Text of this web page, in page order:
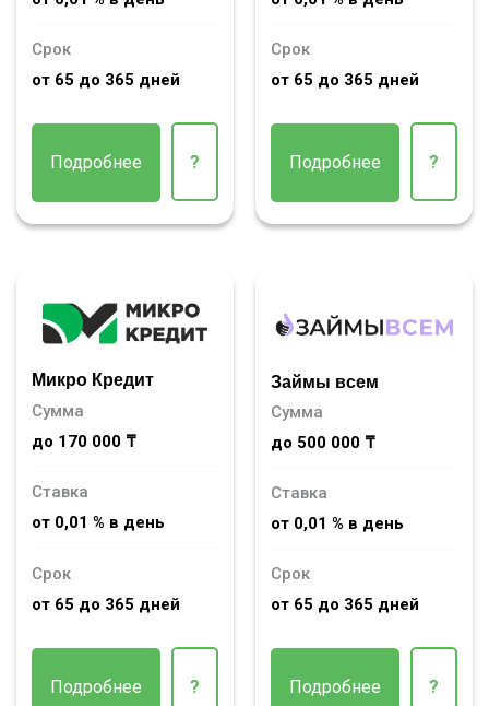
Срок
от 65 до 365 дней
Подробнее ?
Срок
от 65 до 365 дней
Подробнее ?
Микро Кредит
Сумма
до 170 000 ₸
Ставка
от 0,01 % в день
Срок
от 65 до 365 дней
Подробнее ?
Займы всем
Сумма
до 500 000 ₸
Ставка
от 0,01 % в день
Срок
от 65 до 365 дней
Подробнее ?